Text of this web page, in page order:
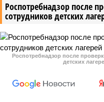
Роспотребнадзор после
сотрудников детских
Роспотребнадзор после
детских